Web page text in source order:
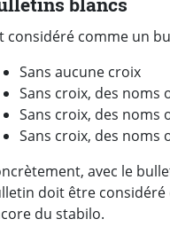
considéré comme un
Sans aucune croix
Sans croix, des noms
Sans croix, des noms
Sans croix, des noms
avec le
doit être
du stabilo.